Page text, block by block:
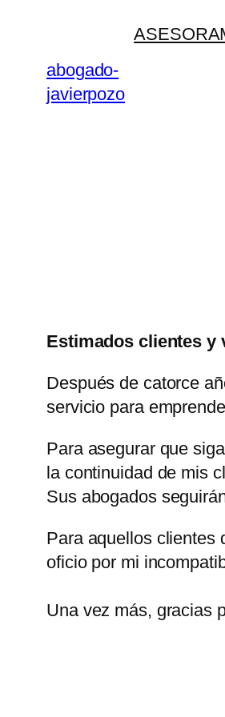
contenidoabogado-
javierpozo
Estimados clientes y
Después de catorce
servicio para
Para asegurar que
la continuidad de mis
Sus abogados
Para aquellos clientes
oficio por mi
Una vez más, gracias